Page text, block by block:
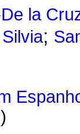
la
;
)